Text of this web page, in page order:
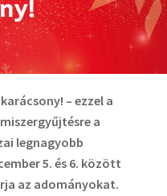
– ezzel a
a
legnagyobb
5. és 6. között
az adományokat.